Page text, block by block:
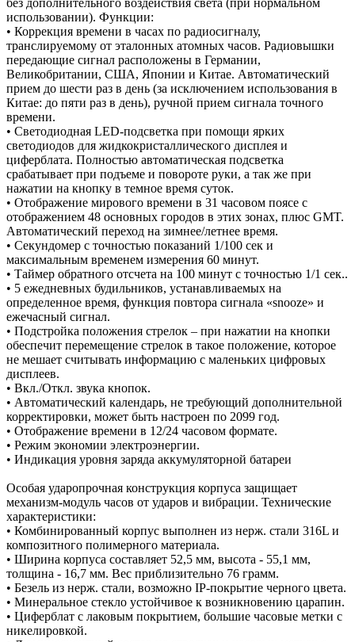
использовании). Функции:
• Коррекция времени в часах по радиосигналу,
транслируемому от эталонных атомных часов. Радиовышки
передающие сигнал расположены в Германии,
Великобритании, США, Японии и Китае. Автоматический
прием до шести раз в день (за исключением использования в
Китае: до пяти раз в день), ручной прием сигнала точного
времени.
• Светодиодная LED-подсветка при помощи ярких
светодиодов для жидкокристаллического дисплея и
циферблата. Полностью автоматическая подсветка
срабатывает при подъеме и повороте руки, а так же при
нажатии на кнопку в темное время суток.
• Отображение мирового времени в 31 часовом поясе с
отображением 48 основных городов в этих зонах, плюс GMT.
Автоматический переход на зимнее/летнее время.
• Секундомер с точностью показаний 1/100 сек и
максимальным временем измерения 60 минут.
• Таймер обратного отсчета на 100 минут с точностью 1/1 сек..
• 5 ежедневных будильников, устанавливаемых на
определенное время, функция повтора сигнала «snooze» и
ежечасный сигнал.
• Подстройка положения стрелок – при нажатии на кнопки
обеспечит перемещение стрелок в такое положение, которое
не мешает считывать информацию с маленьких цифровых
дисплеев.
• Вкл./Откл. звука кнопок.
• Автоматический календарь, не требующий дополнительной
корректировки, может быть настроен по 2099 год.
• Отображение времени в 12/24 часовом формате.
• Режим экономии электроэнергии.
• Индикация уровня заряда аккумуляторной батареи
Особая ударопрочная конструкция корпуса защищает
механизм-модуль часов от ударов и вибрации. Технические
характеристики:
• Комбинированный корпус выполнен из нерж. стали 316L и
композитного полимерного материала.
• Ширина корпуса составляет 52,5 мм, высота - 55,1 мм,
толщина - 16,7 мм. Вес приблизительно 76 грамм.
• Безель из нерж. стали, возможно IP-покрытие черного цвета.
• Минеральное стекло устойчивое к возникновению царапин.
• Циферблат с лаковым покрытием, большие часовые метки с
никелировкой.